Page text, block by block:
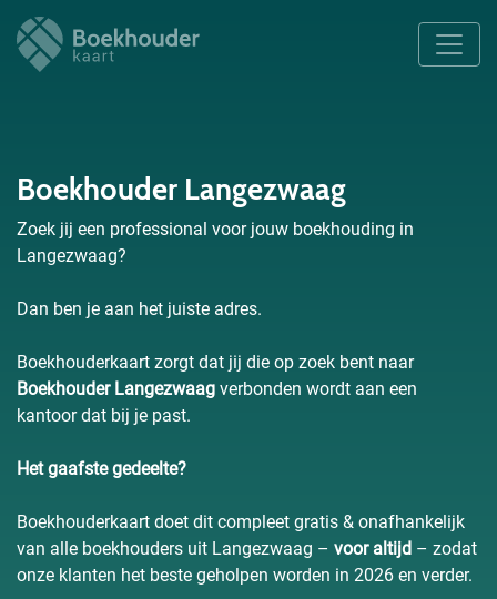
Boekhouder Langezwaag
Zoek jij een professional voor jouw boekhouding in
Langezwaag?
Dan ben je aan het juiste adres.
Boekhouderkaart zorgt dat jij die op zoek bent naar
Boekhouder Langezwaag verbonden wordt aan een
kantoor dat bij je past.
Het gaafste gedeelte?
Boekhouderkaart doet dit compleet gratis & onafhankelijk
van alle boekhouders uit Langezwaag – voor altijd – zodat
onze klanten het beste geholpen worden in 2026 en verder.